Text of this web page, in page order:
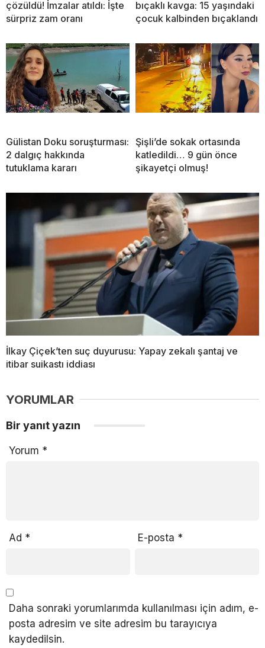
çözüldü! İmzalar atıldı: İşte
sürpriz zam oranı
bıçaklı kavga: 15 yaşındaki
çocuk kalbinden bıçaklandı
Gülistan Doku soruşturması:
2 dalgıç hakkında
tutuklama kararı
Şişli’de sokak ortasında
katledildi… 9 gün önce
şikayetçi olmuş!
İlkay Çiçek’ten suç duyurusu: Yapay zekalı şantaj ve
itibar suikastı iddiası
YORUMLAR
Bir yanıt yazın
Yorum *
Ad * E-posta *
Daha sonraki yorumlarımda kullanılması için adım, e-
posta adresim ve site adresim bu tarayıcıya
kaydedilsin.